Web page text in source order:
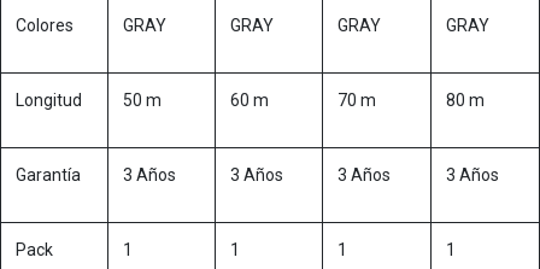
Colores GRAY GRAY GRAY GRAY
Longitud 50 m 60 m 70 m 80 m
Garantía 3 Años 3 Años 3 Años 3 Años
Pack 1 1 1 1